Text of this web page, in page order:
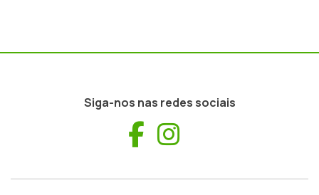
Siga-nos nas redes sociais
Facebook